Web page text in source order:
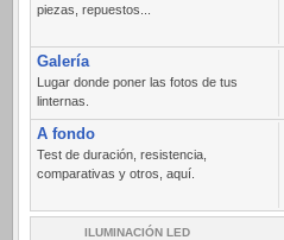
piezas, repuestos...
Galería
Lugar donde poner las fotos de tus
linternas.
A fondo
Test de duración, resistencia,
comparativas y otros, aquí.
ILUMINACIÓN LED